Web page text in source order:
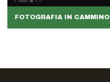
FOTOGRAFIA IN CAMMINO